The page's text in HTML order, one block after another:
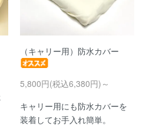
（キャリー用）防水カバー
5,800円(税込6,380円)～
キャリー用にも防水カバーを
装着してお手入れ簡単。